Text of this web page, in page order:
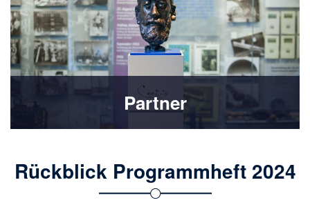
Partner
Rückblick Programmheft 2024